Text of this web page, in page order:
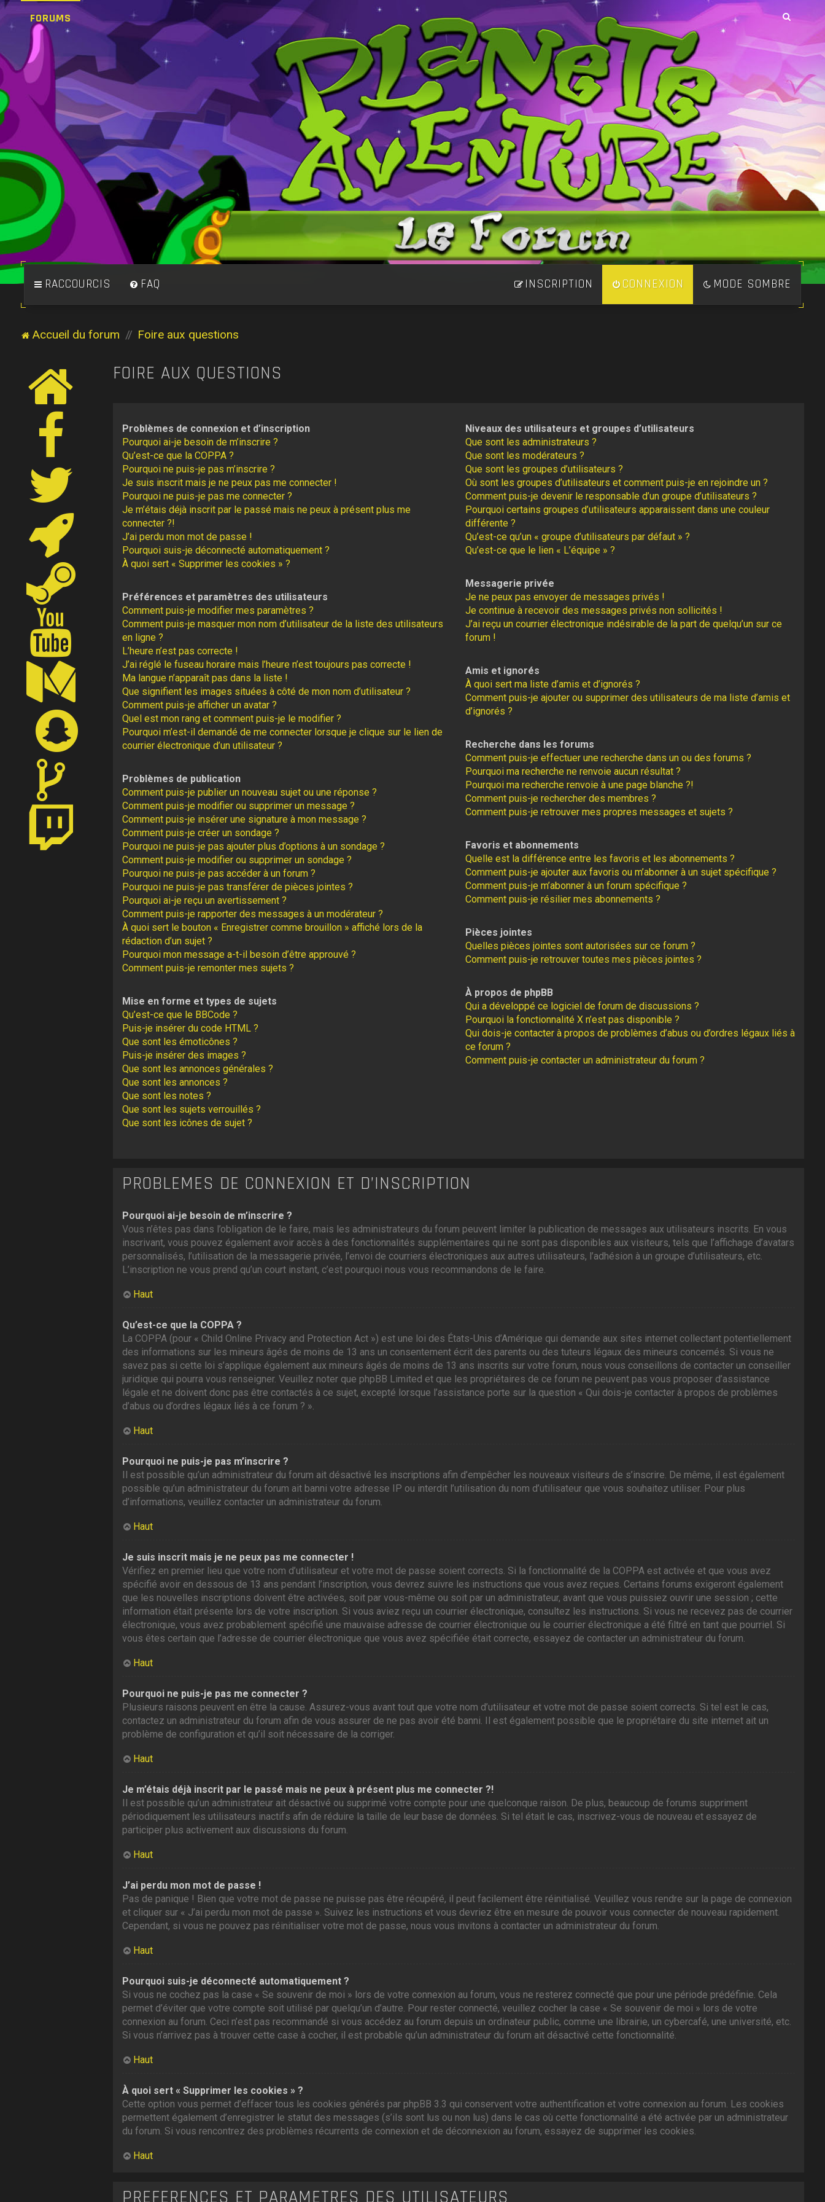
FORUMS
RACCOURCIS MODE SOMBRE
FAQ CONNEXION
INSCRIPTION
Accueil du forum Foire aux questions
FOIRE AUX QUESTIONS
Problèmes de connexion et d’inscription
Pourquoi ai-je besoin de m’inscrire ?
Qu’est-ce que la COPPA ?
Pourquoi ne puis-je pas m’inscrire ?
Je suis inscrit mais je ne peux pas me connecter !
Pourquoi ne puis-je pas me connecter ?
Je m’étais déjà inscrit par le passé mais ne peux à présent plus me
connecter ?!
J’ai perdu mon mot de passe !
Pourquoi suis-je déconnecté automatiquement ?
À quoi sert « Supprimer les cookies » ?
Préférences et paramètres des utilisateurs
Comment puis-je modifier mes paramètres ?
Comment puis-je masquer mon nom d’utilisateur de la liste des utilisateurs
en ligne ?
L’heure n’est pas correcte !
J’ai réglé le fuseau horaire mais l’heure n’est toujours pas correcte !
Ma langue n’apparaît pas dans la liste !
Que signifient les images situées à côté de mon nom d’utilisateur ?
Comment puis-je afficher un avatar ?
Quel est mon rang et comment puis-je le modifier ?
Pourquoi m’est-il demandé de me connecter lorsque je clique sur le lien de
courrier électronique d’un utilisateur ?
Problèmes de publication
Comment puis-je publier un nouveau sujet ou une réponse ?
Comment puis-je modifier ou supprimer un message ?
Comment puis-je insérer une signature à mon message ?
Comment puis-je créer un sondage ?
Pourquoi ne puis-je pas ajouter plus d’options à un sondage ?
Comment puis-je modifier ou supprimer un sondage ?
Pourquoi ne puis-je pas accéder à un forum ?
Pourquoi ne puis-je pas transférer de pièces jointes ?
Pourquoi ai-je reçu un avertissement ?
Comment puis-je rapporter des messages à un modérateur ?
À quoi sert le bouton « Enregistrer comme brouillon » affiché lors de la
rédaction d’un sujet ?
Pourquoi mon message a-t-il besoin d’être approuvé ?
Comment puis-je remonter mes sujets ?
Mise en forme et types de sujets
Qu’est-ce que le BBCode ?
Puis-je insérer du code HTML ?
Que sont les émoticônes ?
Puis-je insérer des images ?
Que sont les annonces générales ?
Que sont les annonces ?
Que sont les notes ?
Que sont les sujets verrouillés ?
Que sont les icônes de sujet ?
Niveaux des utilisateurs et groupes d’utilisateurs
Que sont les administrateurs ?
Que sont les modérateurs ?
Que sont les groupes d’utilisateurs ?
Où sont les groupes d’utilisateurs et comment puis-je en rejoindre un ?
Comment puis-je devenir le responsable d’un groupe d’utilisateurs ?
Pourquoi certains groupes d’utilisateurs apparaissent dans une couleur
différente ?
Qu’est-ce qu’un « groupe d’utilisateurs par défaut » ?
Qu’est-ce que le lien « L’équipe » ?
Messagerie privée
Je ne peux pas envoyer de messages privés !
Je continue à recevoir des messages privés non sollicités !
J’ai reçu un courrier électronique indésirable de la part de quelqu’un sur ce
forum !
Amis et ignorés
À quoi sert ma liste d’amis et d’ignorés ?
Comment puis-je ajouter ou supprimer des utilisateurs de ma liste d’amis et
d’ignorés ?
Recherche dans les forums
Comment puis-je effectuer une recherche dans un ou des forums ?
Pourquoi ma recherche ne renvoie aucun résultat ?
Pourquoi ma recherche renvoie à une page blanche ?!
Comment puis-je rechercher des membres ?
Comment puis-je retrouver mes propres messages et sujets ?
Favoris et abonnements
Quelle est la différence entre les favoris et les abonnements ?
Comment puis-je ajouter aux favoris ou m’abonner à un sujet spécifique ?
Comment puis-je m’abonner à un forum spécifique ?
Comment puis-je résilier mes abonnements ?
Pièces jointes
Quelles pièces jointes sont autorisées sur ce forum ?
Comment puis-je retrouver toutes mes pièces jointes ?
À propos de phpBB
Qui a développé ce logiciel de forum de discussions ?
Pourquoi la fonctionnalité X n’est pas disponible ?
Qui dois-je contacter à propos de problèmes d’abus ou d’ordres légaux liés à
ce forum ?
Comment puis-je contacter un administrateur du forum ?
PROBLÈMES DE CONNEXION ET D’INSCRIPTION
Pourquoi ai-je besoin de m’inscrire ?
Vous n’êtes pas dans l’obligation de le faire, mais les administrateurs du forum peuvent limiter la publication de messages aux utilisateurs inscrits. En vous
inscrivant, vous pouvez également avoir accès à des fonctionnalités supplémentaires qui ne sont pas disponibles aux visiteurs, tels que l’affichage d’avatars
personnalisés, l’utilisation de la messagerie privée, l’envoi de courriers électroniques aux autres utilisateurs, l’adhésion à un groupe d’utilisateurs, etc.
L’inscription ne vous prend qu’un court instant, c’est pourquoi nous vous recommandons de le faire.
Haut
Qu’est-ce que la COPPA ?
La COPPA (pour « Child Online Privacy and Protection Act ») est une loi des États-Unis d’Amérique qui demande aux sites internet collectant potentiellement
des informations sur les mineurs âgés de moins de 13 ans un consentement écrit des parents ou des tuteurs légaux des mineurs concernés. Si vous ne
savez pas si cette loi s’applique également aux mineurs âgés de moins de 13 ans inscrits sur votre forum, nous vous conseillons de contacter un conseiller
juridique qui pourra vous renseigner. Veuillez noter que phpBB Limited et que les propriétaires de ce forum ne peuvent pas vous proposer d’assistance
légale et ne doivent donc pas être contactés à ce sujet, excepté lorsque l’assistance porte sur la question « Qui dois-je contacter à propos de problèmes
d’abus ou d’ordres légaux liés à ce forum ? ».
Haut
Pourquoi ne puis-je pas m’inscrire ?
Il est possible qu’un administrateur du forum ait désactivé les inscriptions afin d’empêcher les nouveaux visiteurs de s’inscrire. De même, il est également
possible qu’un administrateur du forum ait banni votre adresse IP ou interdit l’utilisation du nom d’utilisateur que vous souhaitez utiliser. Pour plus
d’informations, veuillez contacter un administrateur du forum.
Haut
Je suis inscrit mais je ne peux pas me connecter !
Vérifiez en premier lieu que votre nom d’utilisateur et votre mot de passe soient corrects. Si la fonctionnalité de la COPPA est activée et que vous avez
spécifié avoir en dessous de 13 ans pendant l’inscription, vous devrez suivre les instructions que vous avez reçues. Certains forums exigeront également
que les nouvelles inscriptions doivent être activées, soit par vous-même ou soit par un administrateur, avant que vous puissiez ouvrir une session ; cette
information était présente lors de votre inscription. Si vous aviez reçu un courrier électronique, consultez les instructions. Si vous ne recevez pas de courrier
électronique, vous avez probablement spécifié une mauvaise adresse de courrier électronique ou le courrier électronique a été filtré en tant que pourriel. Si
vous êtes certain que l’adresse de courrier électronique que vous avez spécifiée était correcte, essayez de contacter un administrateur du forum.
Haut
Pourquoi ne puis-je pas me connecter ?
Plusieurs raisons peuvent en être la cause. Assurez-vous avant tout que votre nom d’utilisateur et votre mot de passe soient corrects. Si tel est le cas,
contactez un administrateur du forum afin de vous assurer de ne pas avoir été banni. Il est également possible que le propriétaire du site internet ait un
problème de configuration et qu’il soit nécessaire de la corriger.
Haut
Je m’étais déjà inscrit par le passé mais ne peux à présent plus me connecter ?!
Il est possible qu’un administrateur ait désactivé ou supprimé votre compte pour une quelconque raison. De plus, beaucoup de forums suppriment
périodiquement les utilisateurs inactifs afin de réduire la taille de leur base de données. Si tel était le cas, inscrivez-vous de nouveau et essayez de
participer plus activement aux discussions du forum.
Haut
J’ai perdu mon mot de passe !
Pas de panique ! Bien que votre mot de passe ne puisse pas être récupéré, il peut facilement être réinitialisé. Veuillez vous rendre sur la page de connexion
et cliquer sur « J’ai perdu mon mot de passe ». Suivez les instructions et vous devriez être en mesure de pouvoir vous connecter de nouveau rapidement.
Cependant, si vous ne pouvez pas réinitialiser votre mot de passe, nous vous invitons à contacter un administrateur du forum.
Haut
Pourquoi suis-je déconnecté automatiquement ?
Si vous ne cochez pas la case « Se souvenir de moi » lors de votre connexion au forum, vous ne resterez connecté que pour une période prédéfinie. Cela
permet d’éviter que votre compte soit utilisé par quelqu’un d’autre. Pour rester connecté, veuillez cocher la case « Se souvenir de moi » lors de votre
connexion au forum. Ceci n’est pas recommandé si vous accédez au forum depuis un ordinateur public, comme une librairie, un cybercafé, une université, etc.
Si vous n’arrivez pas à trouver cette case à cocher, il est probable qu’un administrateur du forum ait désactivé cette fonctionnalité.
Haut
À quoi sert « Supprimer les cookies » ?
Cette option vous permet d’effacer tous les cookies générés par phpBB 3.3 qui conservent votre authentification et votre connexion au forum. Les cookies
permettent également d’enregistrer le statut des messages (s’ils sont lus ou non lus) dans le cas où cette fonctionnalité a été activée par un administrateur
du forum. Si vous rencontrez des problèmes récurrents de connexion et de déconnexion au forum, essayez de supprimer les cookies.
Haut
PRÉFÉRENCES ET PARAMÈTRES DES UTILISATEURS